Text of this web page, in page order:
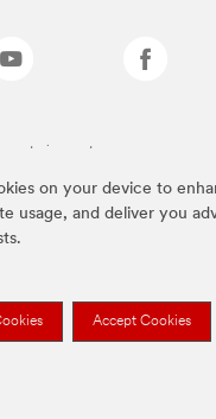
on your device to
usage, and deliver you
Accept Cookies
anteriormente son marcas